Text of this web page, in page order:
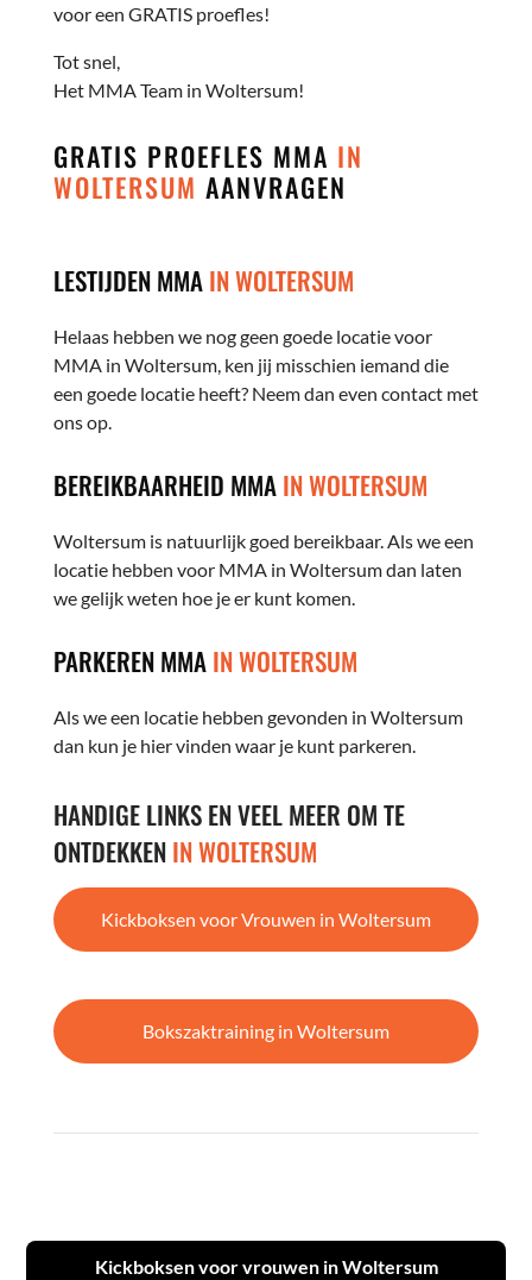
voor een GRATIS proefles!
Tot snel,
Het MMA Team in Woltersum!
GRATIS PROEFLES MMA IN
WOLTERSUM AANVRAGEN
LESTIJDEN MMAIN WOLTERSUM
Helaas hebben we nog geen goede locatie voor
MMA in Woltersum, ken jij misschien iemand die
een goede locatie heeft? Neem dan even contact met
ons op.
BEREIKBAARHEID MMAIN WOLTERSUM
Woltersum is natuurlijk goed bereikbaar. Als we een
locatie hebben voor MMA in Woltersum dan laten
we gelijk weten hoe je er kunt komen.
PARKEREN MMAIN WOLTERSUM
Als we een locatie hebben gevonden in Woltersum
dan kun je hier vinden waar je kunt parkeren.
HANDIGE LINKS EN VEEL MEER OM TE
ONTDEKKENIN WOLTERSUM
Kickboksen voor Vrouwen in Woltersum
Bokszaktraining in Woltersum
Kickboksen voor vrouwen in Woltersum